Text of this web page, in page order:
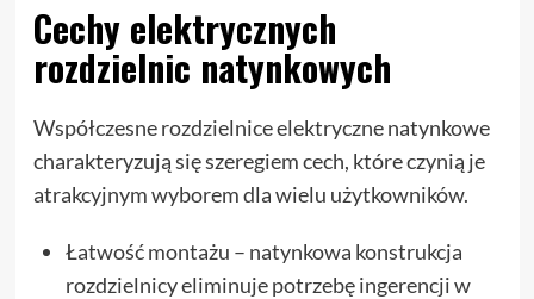
Cechy elektrycznych
rozdzielnic natynkowych
Współczesne rozdzielnice elektryczne natynkowe
charakteryzują się szeregiem cech, które czynią je
atrakcyjnym wyborem dla wielu użytkowników.
Łatwość montażu – natynkowa konstrukcja
rozdzielnicy eliminuje potrzebę ingerencji w